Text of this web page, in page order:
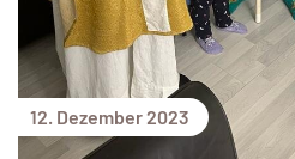
12. Dezember 2023